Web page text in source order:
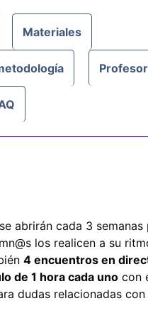
Materiales
Profesor
abrirán cada 3 semanas
los realicen a su
4 encuentros en
de 1 hora cada uno con
dudas relacionadas con